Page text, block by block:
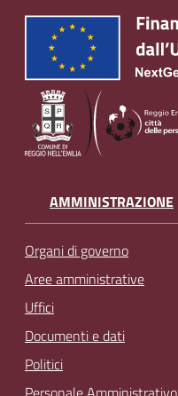
AMMINISTRAZIONE
Organi di governo
Aree amministrative
Uffici
Documenti e dati
Politici